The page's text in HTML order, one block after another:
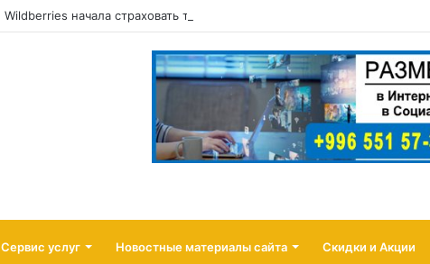
Wildberries начала страховать товары продавцов от атак беспилотников
Сервис услуг Новостные материалы сайта Скидки и Акции